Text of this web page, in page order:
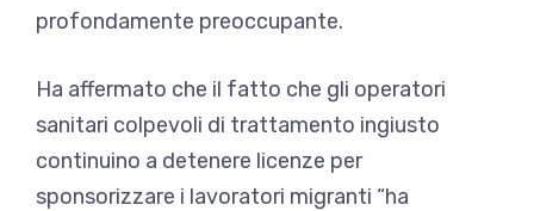
profondamente preoccupante.
Ha affermato che il fatto che gli operatori
sanitari colpevoli di trattamento ingiusto
continuino a detenere licenze per
sponsorizzare i lavoratori migranti “ha